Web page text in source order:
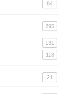
84
295
131
118
21